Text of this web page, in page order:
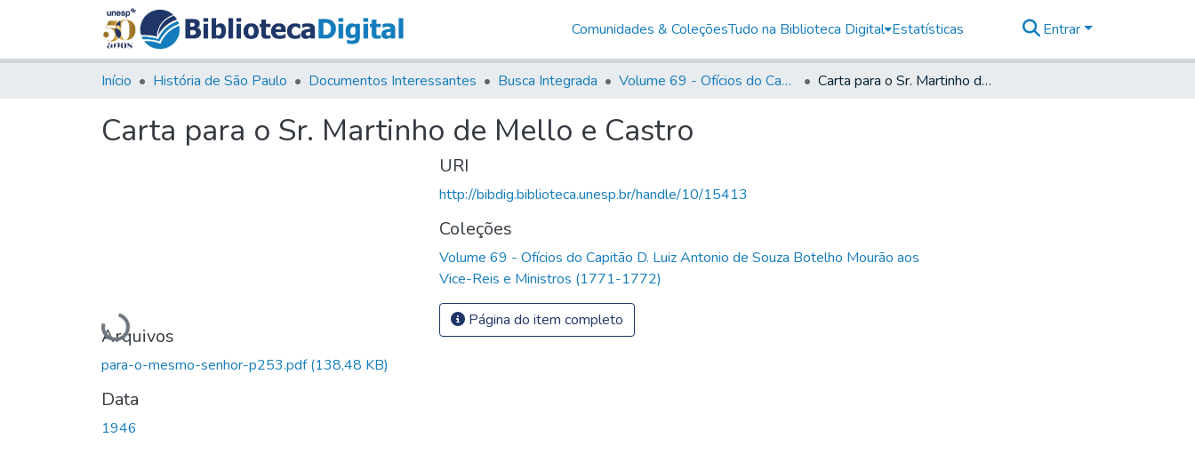
Comunidades & ColeçõesTudo na Biblioteca Digital Estatísticas Entrar
Início História de São Paulo Documentos Interessantes Busca Integrada Volume 69 - Ofícios do Capitão D. Luiz Antonio de Souza Botelho Mourão aos Vice-Reis e Ministros (1771-1772) Carta para o Sr. Martinho de Mello e Castro
Carta para o Sr. Martinho de Mello e Castro
Carregando...
Arquivos
para-o-mesmo-senhor-p253.pdf(138,48 KB)
Data
1946
URI
http://bibdig.biblioteca.unesp.br/handle/10/15413
Coleções
Volume 69 - Ofícios do Capitão D. Luiz Antonio de Souza Botelho Mourão aos
Vice-Reis e Ministros (1771-1772)
Página do item completo